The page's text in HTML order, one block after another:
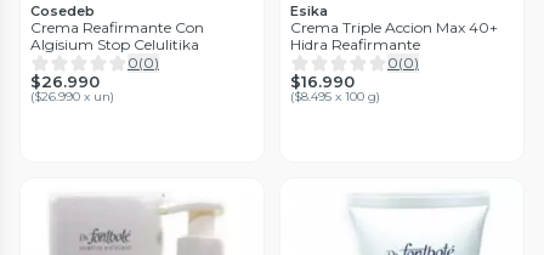
Cosedeb
Crema Reafirmante Con
Algisium Stop Celulitika
0(0)
$26.990
($26.990 x un)
Esika
Crema Triple Accion Max 40+
Hidra Reafirmante
0(0)
$16.990
($8.495 x 100 g)